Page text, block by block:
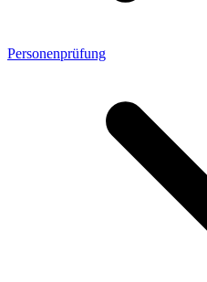
Personenprüfung